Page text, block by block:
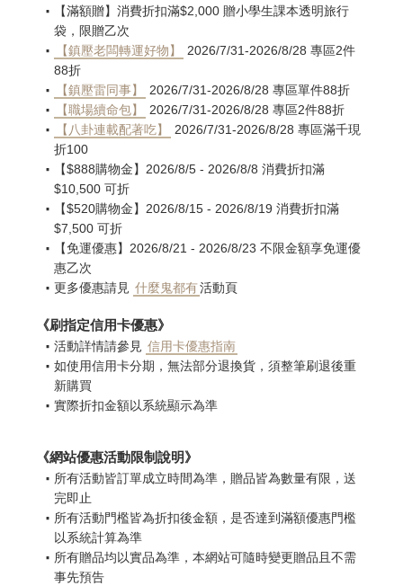
【滿額贈】消費折扣滿$2,000 贈小學生課本透明旅行
袋，限贈乙次
【鎮壓老闆轉運好物】
2026/7/31-2026/8/28 專區2件
88折
【鎮壓雷同事】
2026/7/31-2026/8/28 專區單件88折
【職場續命包】
2026/7/31-2026/8/28 專區2件88折
【八卦連載配著吃】
2026/7/31-2026/8/28 專區滿千現
折100
【$888購物金】2026/8/5 - 2026/8/8 消費折扣滿
$10,500 可折
【$520購物金】2026/8/15 - 2026/8/19 消費折扣滿
$7,500 可折
【免運優惠】2026/8/21 - 2026/8/23 不限金額享免運優
惠乙次
更多優惠請見 什麼鬼都有活動頁
《刷指定信用卡優惠》
活動詳情請參見 信用卡優惠指南
如使用信用卡分期，無法部分退換貨，須整筆刷退後重
新購買
實際折扣金額以系統顯示為準
《網站優惠活動限制說明》
所有活動皆訂單成立時間為準，贈品皆為數量有限，送
完即止
所有活動門檻皆為折扣後金額，是否達到滿額優惠門檻
以系統計算為準
所有贈品均以實品為準，本網站可隨時變更贈品且不需
事先預告